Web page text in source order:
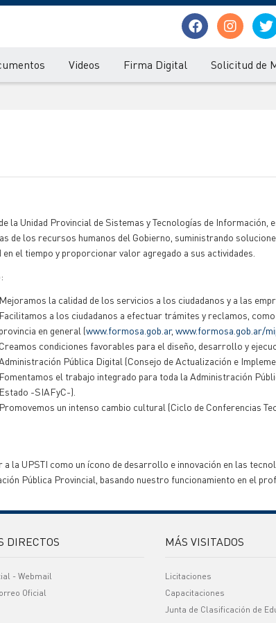
Videos Firma Digital Solicitud de
la Unidad Provincial de Sistemas y Tecnologías de
de los recursos humanos del Gobierno, suministrando
en el tiempo y proporcionar valor agregado a sus actividades.
Mejoramos la calidad de los servicios a los ciudadanos y a las
Facilitamos a los ciudadanos a efectuar trámites y reclamos,
provincia en general (www.formosa.gob.ar, www.formosa.gob.ar/
Creamos condiciones favorables para el diseño, desarrollo y
Pública Digital (Consejo de Actualización e
Fomentamos el trabajo integrado para toda la Administración
Estado -SIAFyC-).
Promovemos un intenso cambio cultural (Ciclo de Conferencias
a la UPSTI como un ícono de desarrollo e innovación en las
Pública Provincial, basando nuestro funcionamiento en el
DIRECTOS
- Webmail
Oficial
MÁS VISITADOS
Licitaciones
Capacitaciones
Junta de Clasificación de